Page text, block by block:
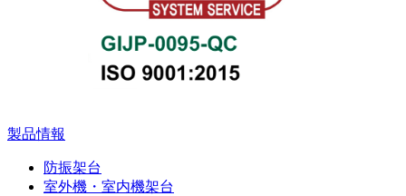
製品情報
防振架台
室外機・室内機架台